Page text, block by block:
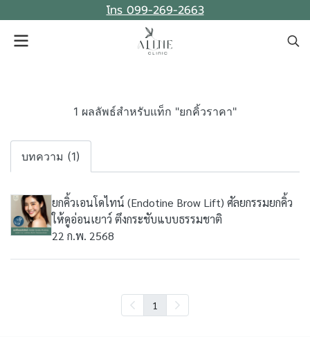
โทร 099-269-2663
1 ผลลัพธ์สำหรับแท็ก "ยกคิ้วราคา"
บทความ (1)
ยกคิ้วเอนโดไทน์ (Endotine Brow Lift) ศัลยกรรมยกคิ้ว
ให้ดูอ่อนเยาว์ ตึงกระชับแบบธรรมชาติ
22 ก.พ. 2568
1